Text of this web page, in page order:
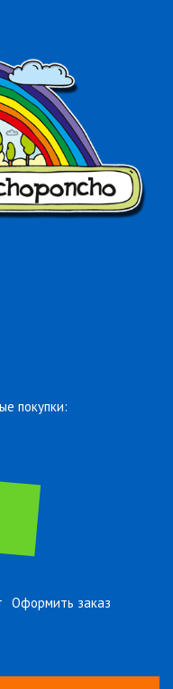
покупки:
Оформить заказ